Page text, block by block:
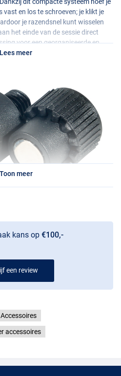
en los te schroeven; je klikt je
je razendsnel kunt wisselen
het einde van de sessie direct
voor een georganiseerde en
Lees meer
Toon meer
kans op €100,-
een review
Accessoires
accessoires